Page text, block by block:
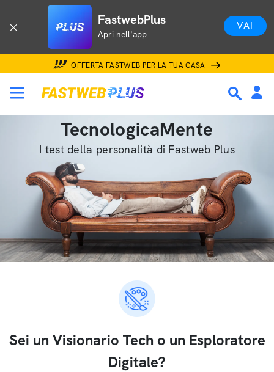
FastwebPlus
Apri nell'app
VAI
OFFERTA FASTWEB PER LA TUA CASA
TecnologicaMente
I test della personalità di Fastweb Plus
Sei un Visionario Tech o un Esploratore
Digitale?